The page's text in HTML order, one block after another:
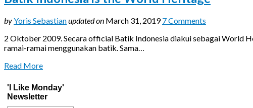
byYoris Sebastianupdated on March 31, 2019 7 Comments
2 Oktober 2009. Secara official Batik Indonesia diakui sebagai World
ramai-ramai menggunakan batik. Sama…
Read More
'I Like Monday'
Newsletter